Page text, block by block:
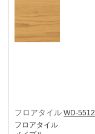
フロアタイル WD-5512
フロアタイル